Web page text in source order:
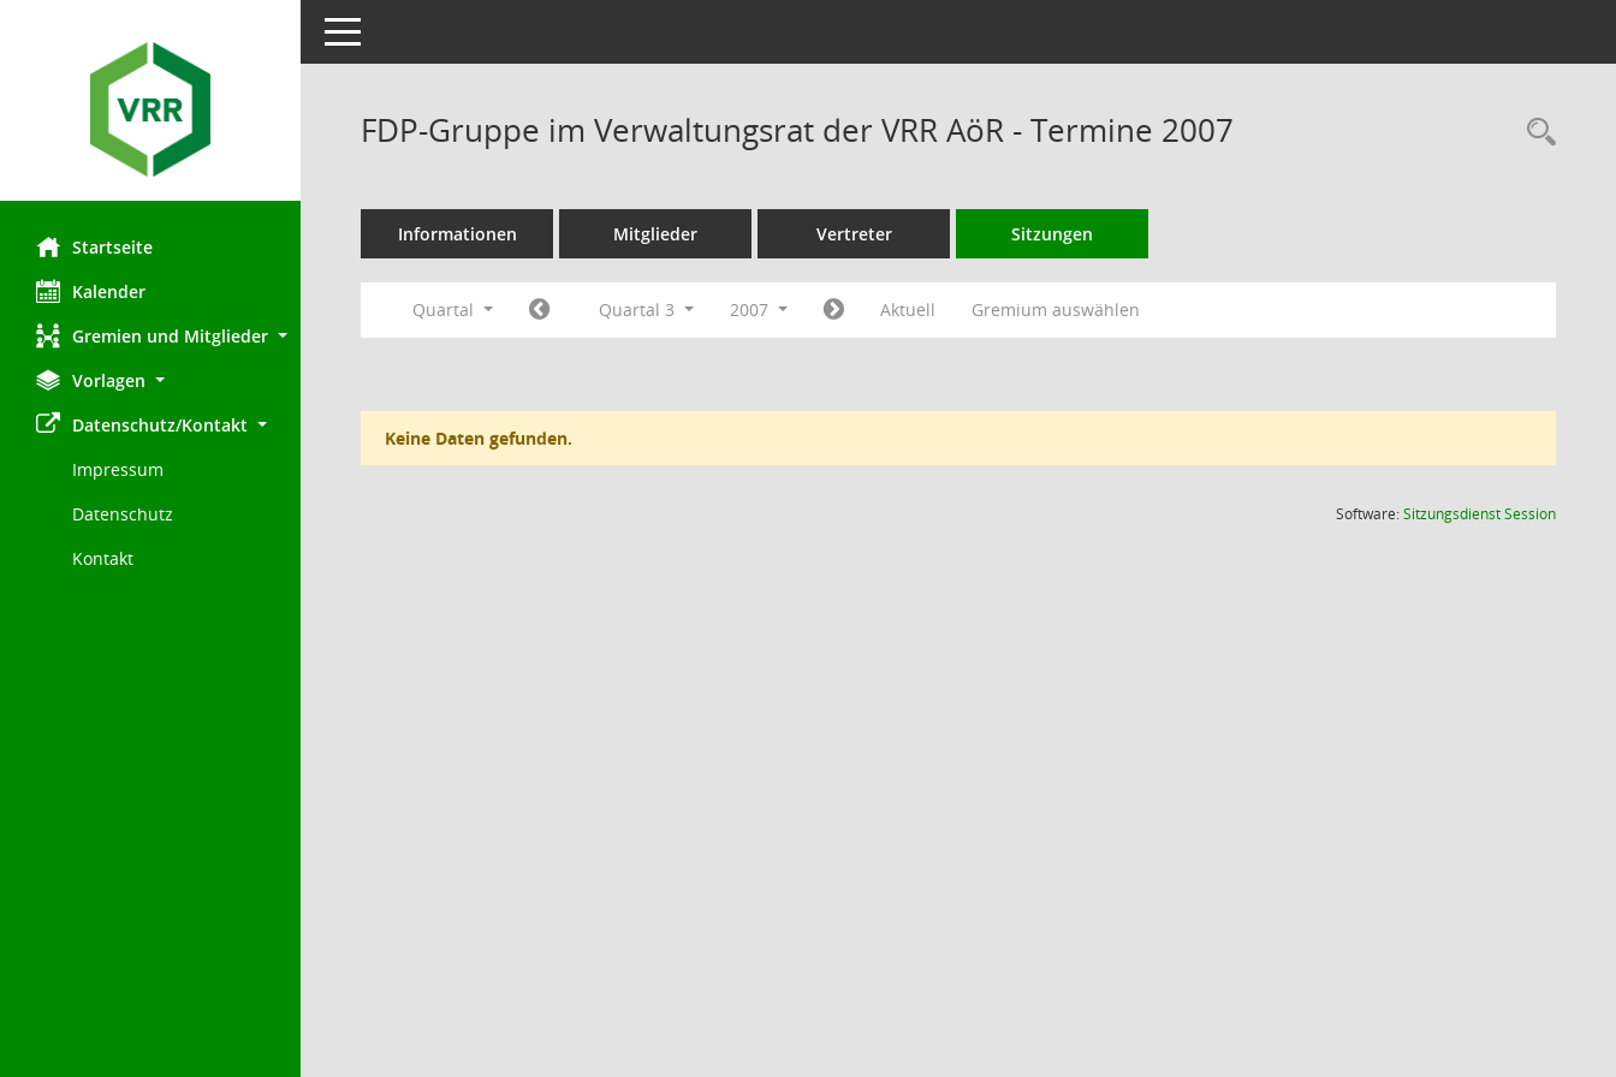
Startseite
Kalender
Gremien und Mitglieder
Vorlagen
Datenschutz/Kontakt
Impressum
Datenschutz
Kontakt
Toggle navigation
FDP-Gruppe im Verwaltungsrat der VRR AöR - Termine 2007
Informationen Mitglieder Vertreter Sitzungen
Quartal Quartal 3 2007 Aktuell Gremium auswählen
Keine Daten gefunden.
Software:SitzungsdienstSession(Wird in